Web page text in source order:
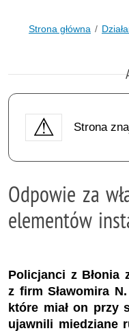
Strona główna
Strona
Odpowie za
elementów
Policjanci z Błonia
z firm Sławomira
które miał on przy
ujawnili miedziane